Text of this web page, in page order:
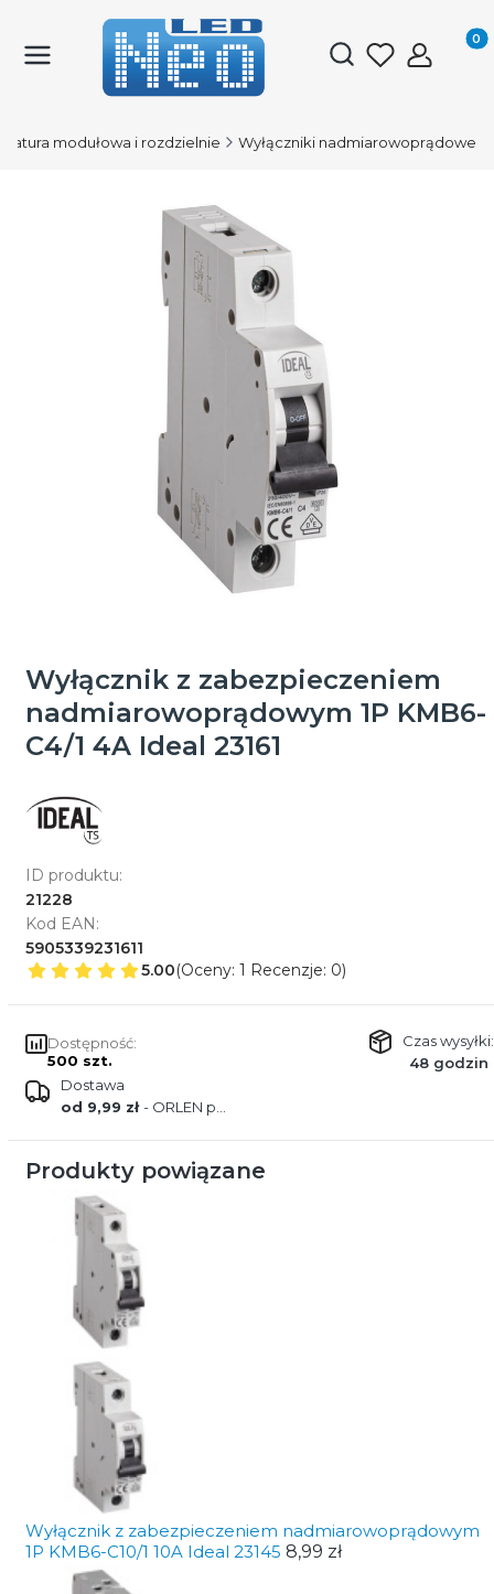
Otwórz
modułowa i rozdzielnie Wyłączniki nadmiarowoprądowe
Wyłącznik z zabezpieczeniem
nadmiarowoprądowym 1P KMB6-
C4/1 4A Ideal 23161
ID produktu:
21228
Kod EAN:
5905339231611
5.00(Oceny: 1 Recenzje: 0)
Dostępność:
500 szt.
Czas wysyłki:
48 godzin
Dostawa
od 9,99 zł- ORLEN paczka
Produkty powiązane
Wyłącznik z zabezpieczeniem nadmiarowoprądowym
1P KMB6-C10/1 10A Ideal 23145 8,99 zł